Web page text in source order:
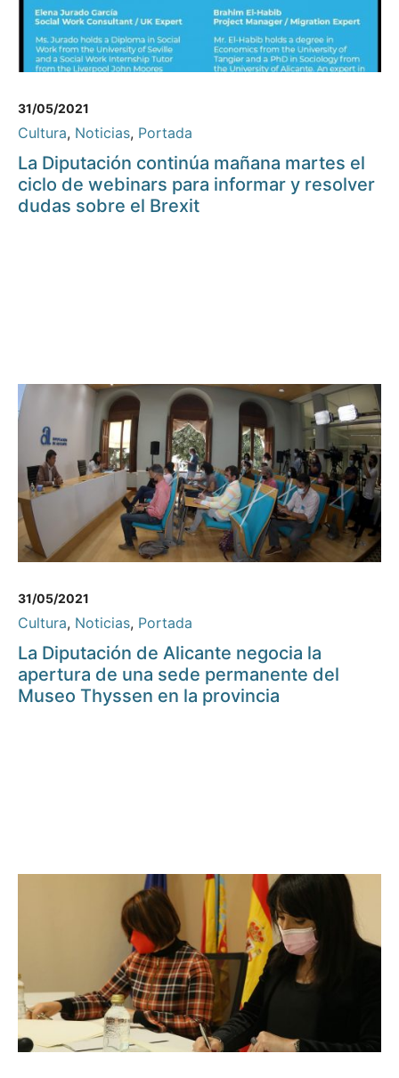
31/05/2021
Cultura, Noticias, Portada
La Diputación continúa mañana martes el
ciclo de webinars para informar y resolver
dudas sobre el Brexit
31/05/2021
Cultura, Noticias, Portada
La Diputación de Alicante negocia la
apertura de una sede permanente del
Museo Thyssen en la provincia